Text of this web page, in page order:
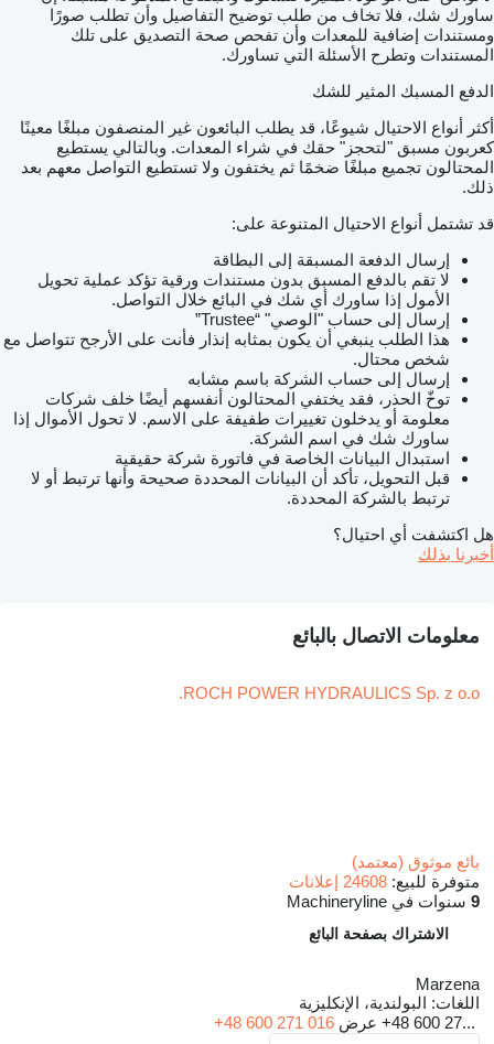
ساورك شك، فلا تخاف من طلب توضيح التفاصيل وأن تطلب صورًا
ومستندات إضافية للمعدات وأن تفحص صحة التصديق على تلك
المستندات وتطرح الأسئلة التي تساورك.
الدفع المسبك المثير للشك
أكثر أنواع الاحتيال شيوعًا، قد يطلب البائعون غير المنصفون مبلغًا معينًا
كعربون مسبق "لتحجز" حقك في شراء المعدات. وبالتالي يستطيع
المحتالون تجميع مبلغًا ضخمًا ثم يختفون ولا تستطيع التواصل معهم بعد
ذلك.
قد تشتمل أنواع الاحتيال المتنوعة على:
إرسال الدفعة المسبقة إلى البطاقة
لا تقم بالدفع المسبق بدون مستندات ورقية تؤكد عملية تحويل
الأمول إذا ساورك أي شك في البائع خلال التواصل.
إرسال إلى حساب "الوصي" “Trustee”
هذا الطلب ينبغي أن يكون بمثابه إنذار فأنت على الأرجح تتواصل مع
شخص محتال.
إرسال إلى حساب الشركة باسم مشابه
توخّ الحذر، فقد يختفي المحتالون أنفسهم أيضًا خلف شركات
معلومة أو يدخلون تغييرات طفيفة على الاسم. لا تحول الأموال إذا
ساورك شك في اسم الشركة.
استبدال البيانات الخاصة في فاتورة شركة حقيقية
قبل التحويل، تأكد أن البيانات المحددة صحيحة وأنها ترتبط أو لا
ترتبط بالشركة المحددة.
هل اكتشفت أي احتيال؟
أخبرنا بذلك
معلومات الاتصال بالبائع
ROCH POWER HYDRAULICS Sp. z o.o.
بائع موثوق (معتمد)
متوفرة للبيع: 24608 إعلانات
9 سنوات في Machineryline
الاشتراك بصفحة البائع
Marzena
اللغات: البولندية، الإنكليزية
+48 600 27... عرض +48 600 271 016